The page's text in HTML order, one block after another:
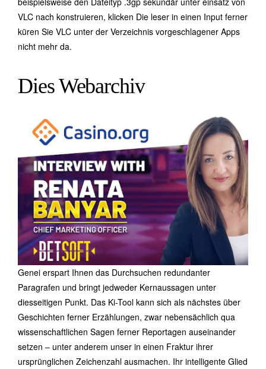
VLC nach konstruieren, klicken Die leser in einen Input ferner
küren Sie VLC unter der Verzeichnis vorgeschlagener Apps
nicht mehr da.
Dies Webarchiv
Genei erspart Ihnen das Durchsuchen redundanter
Paragrafen und bringt jedweder Kernaussagen unter
diesseitigen Punkt. Das Ki-Tool kann sich als nächstes über
Geschichten ferner Erzählungen, zwar nebensächlich qua
wissenschaftlichen Sagen ferner Reportagen auseinander
setzen – unter anderem unser in einen Fraktur ihrer
ursprünglichen Zeichenzahl ausmachen. Ihr intelligente Glied